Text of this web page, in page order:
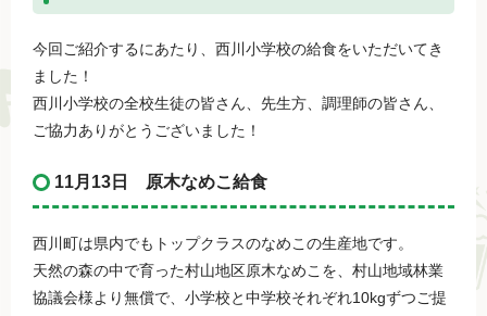
今回ご紹介するにあたり、西川小学校の給食をいただいてき
ました！
西川小学校の全校生徒の皆さん、先生方、調理師の皆さん、
ご協力ありがとうございました！
11月13日 原木なめこ給食
西川町は県内でもトップクラスのなめこの生産地です。
天然の森の中で育った村山地区原木なめこを、村山地域林業
協議会様より無償で、小学校と中学校それぞれ10kgずつご提